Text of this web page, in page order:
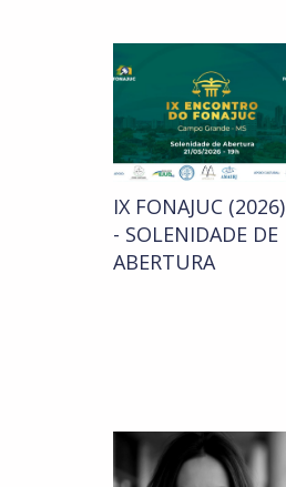
IX FONAJUC (2026)
- SOLENIDADE DE
ABERTURA